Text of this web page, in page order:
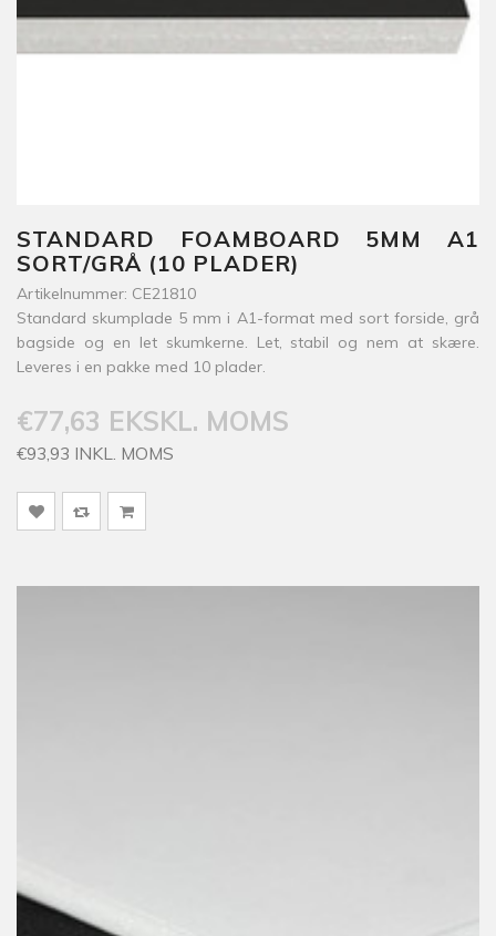
STANDARD FOAMBOARD 5MM A1
SORT/GRÅ (10 PLADER)
Artikelnummer: CE21810
Standard skumplade 5 mm i A1-format med sort forside, grå
bagside og en let skumkerne. Let, stabil og nem at skære.
Leveres i en pakke med 10 plader.
€77,63 EKSKL. MOMS
€93,93 INKL. MOMS